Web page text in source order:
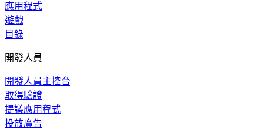
應用程式
遊戲
目錄
開發人員
開發人員主控台
取得驗證
提議應用程式
投放廣告